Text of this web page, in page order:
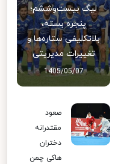
لیگ بیست‌وششم؛
پنجره بسته،
بلاتکلیفی ستاره‌ها و
تغییرات مدیریتی
1405/05/07
صعود
مقتدرانه
دختران
هاکی چمن